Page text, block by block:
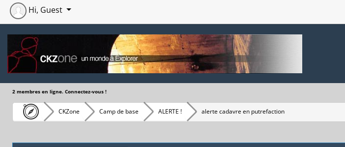
Hi, Guest
2 membres en ligne. Connectez-vous !
CKZone Camp de base ALERTE ! alerte cadavre en putrefaction